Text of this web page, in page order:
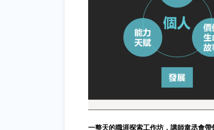
一整天的職涯探索工作坊，講師韋丞會